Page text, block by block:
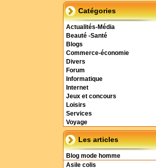
Catégories
Actualités-Média
Beauté -Santé
Blogs
Commerce-économie
Divers
Forum
Informatique
Internet
Jeux et concours
Loisirs
Services
Voyage
Les articles
Blog mode homme
Asile colis